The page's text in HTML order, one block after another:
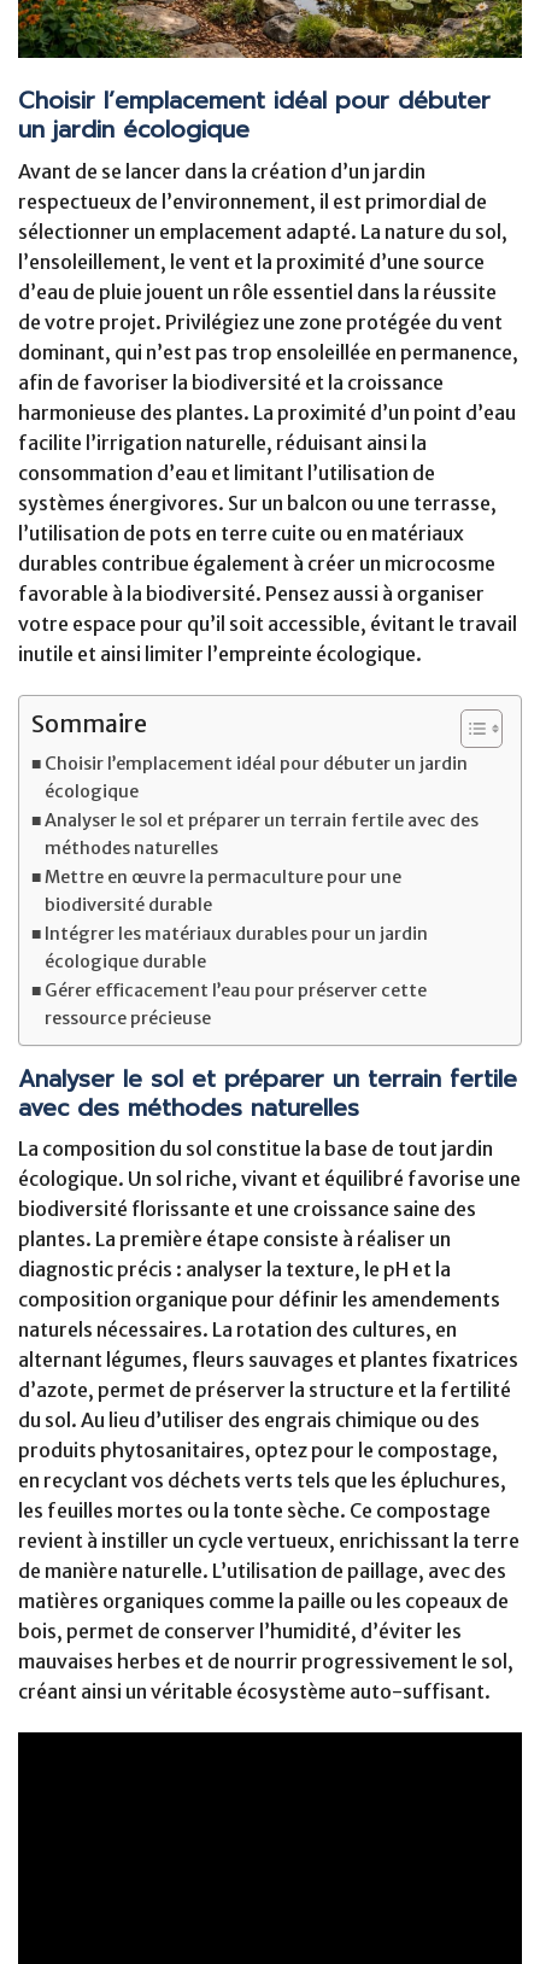
Choisir l’emplacement idéal pour débuter
un jardin écologique
Avant de se lancer dans la création d’un jardin
respectueux de l’environnement, il est primordial de
sélectionner un emplacement adapté. La nature du sol,
l’ensoleillement, le vent et la proximité d’une source
d’eau de pluie jouent un rôle essentiel dans la réussite
de votre projet. Privilégiez une zone protégée du vent
dominant, qui n’est pas trop ensoleillée en permanence,
afin de favoriser la biodiversité et la croissance
harmonieuse des plantes. La proximité d’un point d’eau
facilite l’irrigation naturelle, réduisant ainsi la
consommation d’eau et limitant l’utilisation de
systèmes énergivores. Sur un balcon ou une terrasse,
l’utilisation de pots en terre cuite ou en matériaux
durables contribue également à créer un microcosme
favorable à la biodiversité. Pensez aussi à organiser
votre espace pour qu’il soit accessible, évitant le travail
inutile et ainsi limiter l’empreinte écologique.
Sommaire
Choisir l’emplacement idéal pour débuter un jardin
écologique
Analyser le sol et préparer un terrain fertile avec des
méthodes naturelles
Mettre en œuvre la permaculture pour une
biodiversité durable
Intégrer les matériaux durables pour un jardin
écologique durable
Gérer efficacement l’eau pour préserver cette
ressource précieuse
Analyser le sol et préparer un terrain fertile
avec des méthodes naturelles
La composition du sol constitue la base de tout jardin
écologique. Un sol riche, vivant et équilibré favorise une
biodiversité florissante et une croissance saine des
plantes. La première étape consiste à réaliser un
diagnostic précis : analyser la texture, le pH et la
composition organique pour définir les amendements
naturels nécessaires. La rotation des cultures, en
alternant légumes, fleurs sauvages et plantes fixatrices
d’azote, permet de préserver la structure et la fertilité
du sol. Au lieu d’utiliser des engrais chimique ou des
produits phytosanitaires, optez pour le compostage,
en recyclant vos déchets verts tels que les épluchures,
les feuilles mortes ou la tonte sèche. Ce compostage
revient à instiller un cycle vertueux, enrichissant la terre
de manière naturelle. L’utilisation de paillage, avec des
matières organiques comme la paille ou les copeaux de
bois, permet de conserver l’humidité, d’éviter les
mauvaises herbes et de nourrir progressivement le sol,
créant ainsi un véritable écosystème auto-suffisant.